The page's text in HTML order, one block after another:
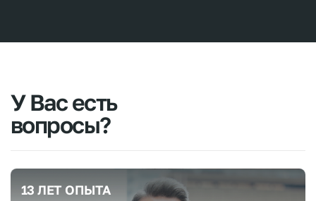
У Васесть
вопросы?
13 ЛЕТ ОПЫТА